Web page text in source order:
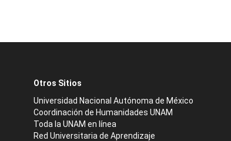
Otros Sitios
Universidad Nacional Autónoma de México
Coordinación de Humanidades UNAM
Toda la UNAM en línea
Red Universitaria de Aprendizaje